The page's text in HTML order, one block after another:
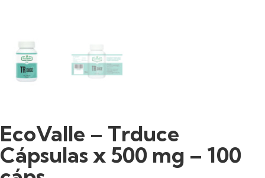
EcoValle – Trduce
Cápsulas x 500 mg – 100